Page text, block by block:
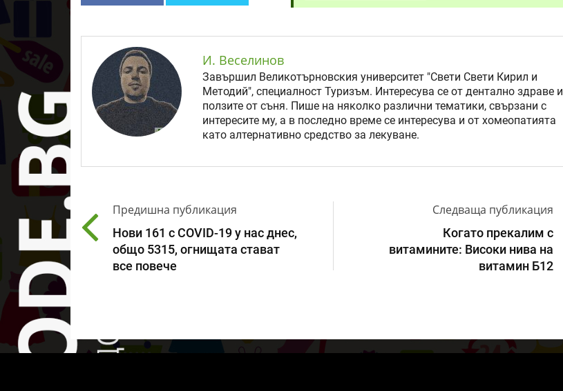
И. Веселинов
Завършил Великотърновския университет "Свети Свети Кирил и
Методий", специалност Туризъм. Интересува се от дентално здраве и
ползите от съня. Пише на няколко различни тематики, свързани с
интересите му, а в последно време се интересува и от хомеопатията
като алтернативно средство за лекуване.
Предишна публикация
Нови 161 с COVID-19 у нас днес,
общо 5315, огнищата стават
все повече
Следваща публикация
Когато прекалим с
витамините: Високи нива на
витамин Б12